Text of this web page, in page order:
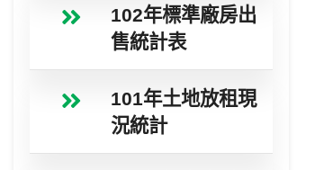
102年標準廠房出
售統計表
101年土地放租現
況統計